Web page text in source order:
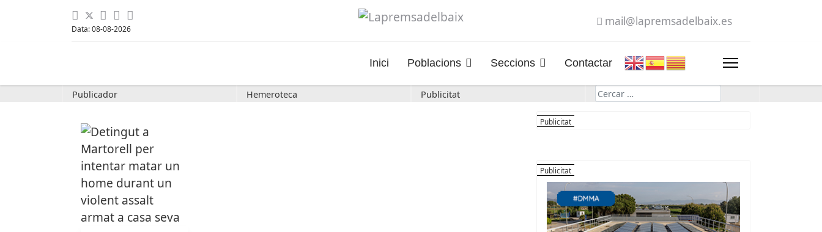
Data: 08-08-2026
mail@lapremsadelbaix.es
Inici Poblacions Seccions Contactar
Publicador Hemeroteca Publicitat Cerca